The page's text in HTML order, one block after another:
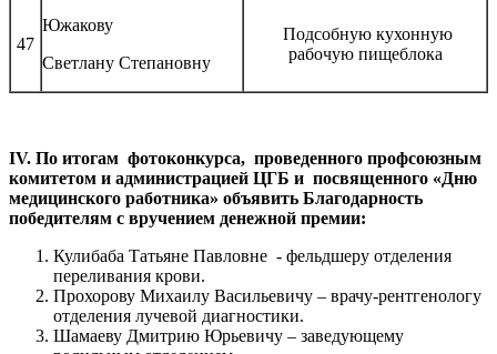
47
Южакову
Светлану Степановну
Подсобную кухонную
рабочую пищеблока
IV. По итогам фотоконкурса, проведенного профсоюзным
комитетом и администрацией ЦГБ и посвященного «Дню
медицинского работника» объявить Благодарность
победителям с вручением денежной премии:
Кулибаба Татьяне Павловне - фельдшеру отделения
переливания крови.
Прохорову Михаилу Васильевичу – врачу-рентгенологу
отделения лучевой диагностики.
Шамаеву Дмитрию Юрьевичу – заведующему